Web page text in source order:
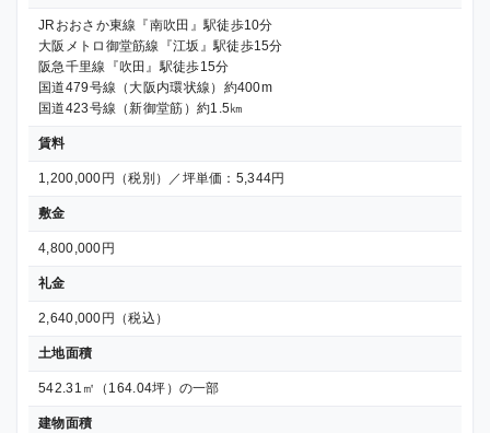
JRおおさか東線『南吹田』駅徒歩10分
大阪メトロ御堂筋線『江坂』駅徒歩15分
阪急千里線『吹田』駅徒歩15分
国道479号線（大阪内環状線）約400m
国道423号線（新御堂筋）約1.5㎞
賃料
1,200,000円（税別）／坪単価：5,344円
敷金
4,800,000円
礼金
2,640,000円（税込）
土地面積
542.31㎡（164.04坪）の一部
建物面積